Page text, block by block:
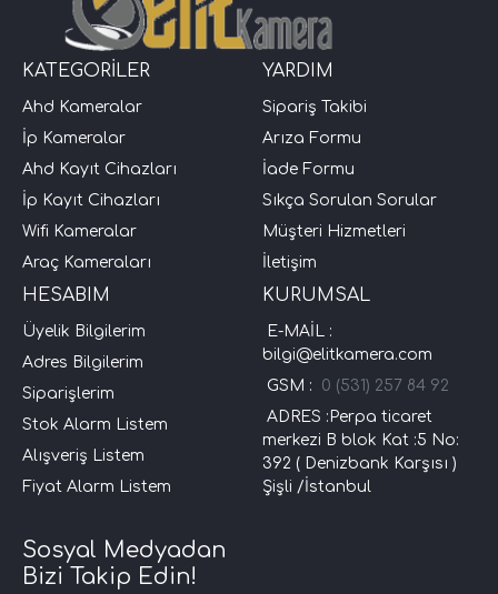
KATEGORİLER
Ahd Kameralar
İp Kameralar
Ahd Kayıt Cihazları
İp Kayıt Cihazları
Wifi Kameralar
Araç Kameraları
YARDIM
Sipariş Takibi
Arıza Formu
İade Formu
Sıkça Sorulan Sorular
Müşteri Hizmetleri
İletişim
HESABIM
Üyelik Bilgilerim
Adres Bilgilerim
Siparişlerim
Stok Alarm Listem
Alışveriş Listem
Fiyat Alarm Listem
KURUMSAL
E-MAİL :
bilgi@elitkamera.com
GSM : 0 (531) 257 84 92
ADRES :Perpa ticaret
merkezi B blok Kat :5 No:
392 ( Denizbank Karşısı )
Şişli /İstanbul
Sosyal Medyadan
Bizi Takip Edin!